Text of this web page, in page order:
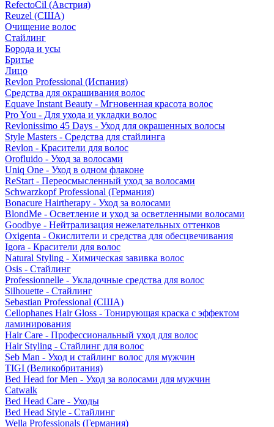
RefectoCil (Австрия)
Reuzel (США)
Очищение волос
Стайлинг
Борода и усы
Бритье
Лицо
Revlon Professional (Испания)
Средства для окрашивания волос
Equave Instant Beauty - Мгновенная красота волос
Pro You - Для ухода и укладки волос
Revlonissimo 45 Days - Уход для окрашенных волосы
Style Masters - Средства для стайлинга
Revlon - Красители для волос
Orofluido - Уход за волосами
Uniq One - Уход в одном флаконе
ReStart - Переосмысленный уход за волосами
Schwarzkopf Professional (Германия)
Bonacure Hairtherapy - Уход за волосами
BlondMe - Осветление и уход за осветленными волосами
Goodbye - Нейтрализация нежелательных оттенков
Oxigenta - Окислители и средства для обесцвечивания
Igora - Красители для волос
Natural Styling - Химическая завивка волос
Osis - Стайлинг
Professionnelle - Укладочные средства для волос
Silhouette - Стайлинг
Sebastian Professional (США)
Cellophanes Hair Gloss - Тонирующая краска с эффектом
ламинирования
Hair Care - Профессиональный уход для волос
Hair Styling - Стайлинг для волос
Seb Man - Уход и стайлинг волос для мужчин
TIGI (Великобритания)
Bed Head for Men - Уход за волосами для мужчин
Catwalk
Bed Head Care - Уходы
Bed Head Style - Стайлинг
Wella Professionals (Германия)